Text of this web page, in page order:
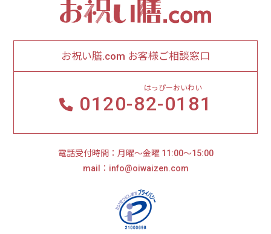
お祝い膳.com お客様ご相談窓口
0120-82-0181
はっぴーおいわい
電話受付時間：月曜～金曜 11:00～15:00
mail：info@oiwaizen.com